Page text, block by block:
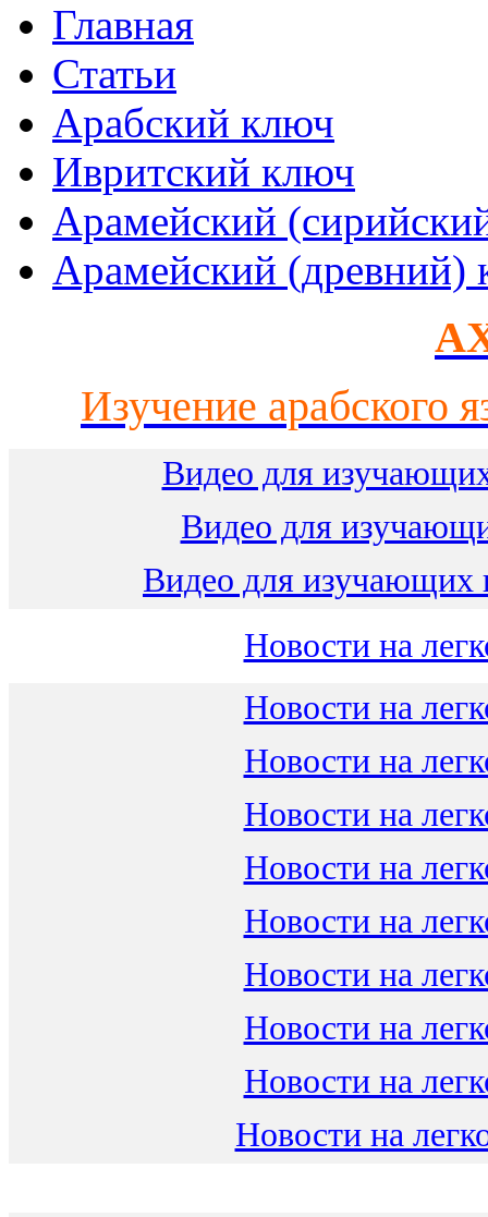
Главная
Статьи
Арабский ключ
Ивритский ключ
Арамейский
Арамейский (древний)
Изучение арабского
Видео для
Видео для
Видео для изучающих
Новости на
Новости на
Новости на
Новости на
Новости на
Новости на
Новости на
Новости на
Новости на
Новости на